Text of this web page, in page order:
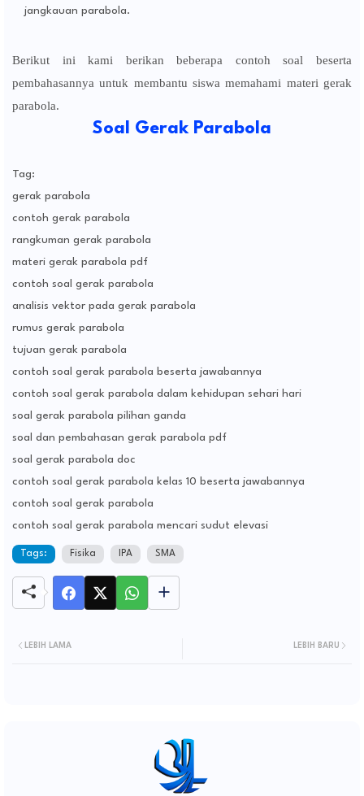
jangkauan parabola.
Berikut ini kami berikan beberapa contoh soal beserta
pembahasannya untuk membantu siswa memahami materi gerak
parabola.
Soal Gerak Parabola
Tag:
gerak parabola
contoh gerak parabola
rangkuman gerak parabola
materi gerak parabola pdf
contoh soal gerak parabola
analisis vektor pada gerak parabola
rumus gerak parabola
tujuan gerak parabola
contoh soal gerak parabola beserta jawabannya
contoh soal gerak parabola dalam kehidupan sehari hari
soal gerak parabola pilihan ganda
soal dan pembahasan gerak parabola pdf
soal gerak parabola doc
contoh soal gerak parabola kelas 10 beserta jawabannya
contoh soal gerak parabola
contoh soal gerak parabola mencari sudut elevasi
Tags: Fisika IPA SMA
LEBIH BARU
LEBIH LAMA